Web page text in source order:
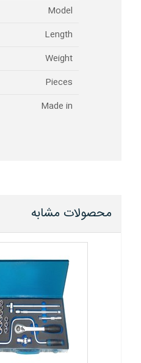
Model
Length
Weight
Pieces
Made in
محصولات مشابه